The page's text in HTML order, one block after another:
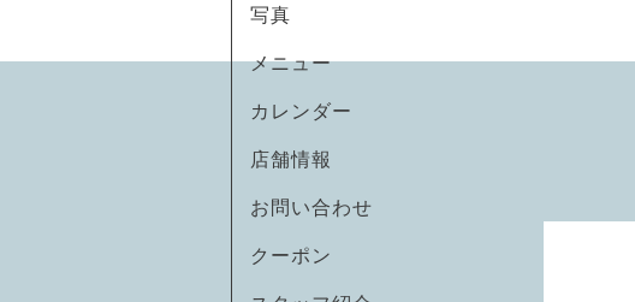
写真
メニュー
カレンダー
店舗情報
お問い合わせ
クーポン